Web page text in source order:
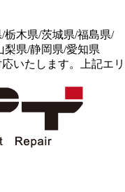
栃木県/茨城県/福島県/
梨県/静岡県/愛知県
いたします。上記エリ